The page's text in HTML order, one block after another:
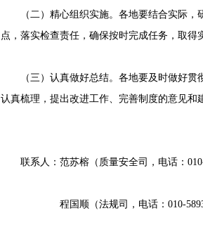
（二）精心组织实施。各地要结合实际，
点，落实检查责任，确保按时完成任务，取得
（三）认真做好总结。各地要及时做好贯
认真梳理，提出改进工作、完善制度的意见和
联系人：范苏榕（质量安全司，电话：010-
程国顺（法规司，电话：010-